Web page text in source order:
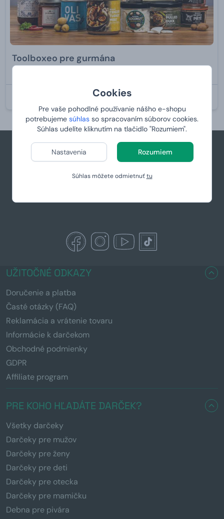
Cookies
Pre vaše pohodlné používanie nášho e-shopu
potrebujeme súhlas so spracovaním súborov cookies.
Súhlas udelíte kliknutím na tlačidlo "Rozumiem".
Nastavenia Rozumiem
Súhlas môžete odmietnuťtu
Toolboxeo pre gurmána
+421 944 766 858
podpora@manboxeo.sk
UŽITOČNÉ ODKAZY
Doručenie a platba
Časté otázky (FAQ)
Reklamácia a vrátenie tovaru
Informácie k darčekom
Obchodné podmienky
GDPR
Affiliate program
PRE KOHO HĽADÁTE DARČEK?
Všetky darčeky
Darčeky pre mužov
Darčeky pre ženy
Darčeky pre deti
Darčeky pre otecka
Darčeky pre mamičku
Debna pre pivára